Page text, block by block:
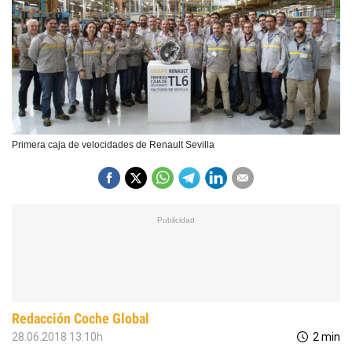
Primera caja de velocidades de Renault Sevilla
Redacción Coche Global
28.06.2018 13:10h 2 min